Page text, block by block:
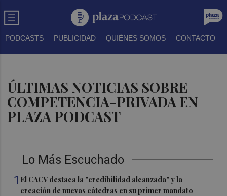
PODCASTS PUBLICIDAD QUIÉNES SOMOS CONTACTO
ÚLTIMAS NOTICIAS SOBRE
COMPETENCIA-PRIVADA EN
PLAZA PODCAST
Lo Más Escuchado
1 El CACV destaca la "credibilidad alcanzada" y la
creación de nuevas cátedras en su primer mandato